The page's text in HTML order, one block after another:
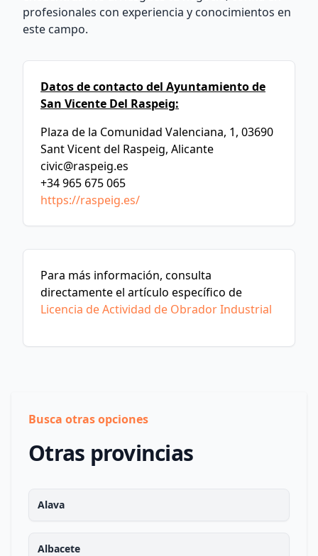
profesionales con experiencia y conocimientos en
este campo.
Datos de contacto del Ayuntamiento de
San Vicente Del Raspeig:
Plaza de la Comunidad Valenciana, 1, 03690
Sant Vicent del Raspeig, Alicante
civic@raspeig.es
+34 965 675 065
https://raspeig.es/
Para más información, consulta
directamente el artículo específico de
Licencia de Actividad de Obrador Industrial
Busca otras opciones
Otras provincias
Alava
Albacete